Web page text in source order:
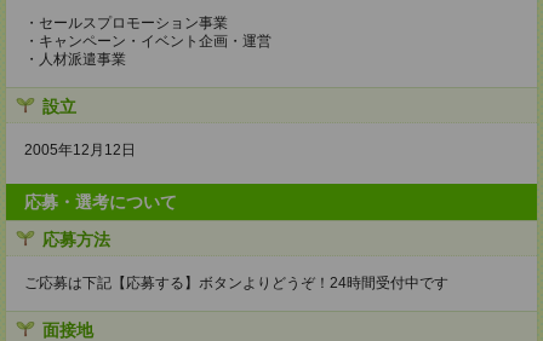
・セールスプロモーション事業
・キャンペーン・イベント企画・運営
・人材派遣事業
設立
2005年12月12日
応募・選考について
応募方法
ご応募は下記【応募する】ボタンよりどうぞ！24時間受付中です
面接地